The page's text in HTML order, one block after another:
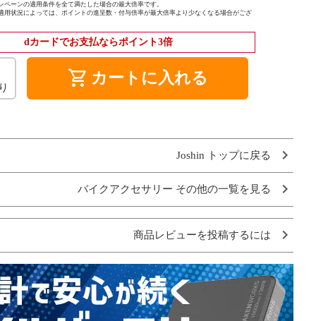
ペーンの適用条件を全て満たした場合の最大倍率です。
用状況によっては、ポイントの進呈数・付与倍率が最大倍率より少なくなる場合がござ
dカードでお支払ならポイント3倍
shopping_cart カートに入れる
Joshin トップに戻る
バイクアクセサリー その他の一覧を見る
商品レビューを投稿するには